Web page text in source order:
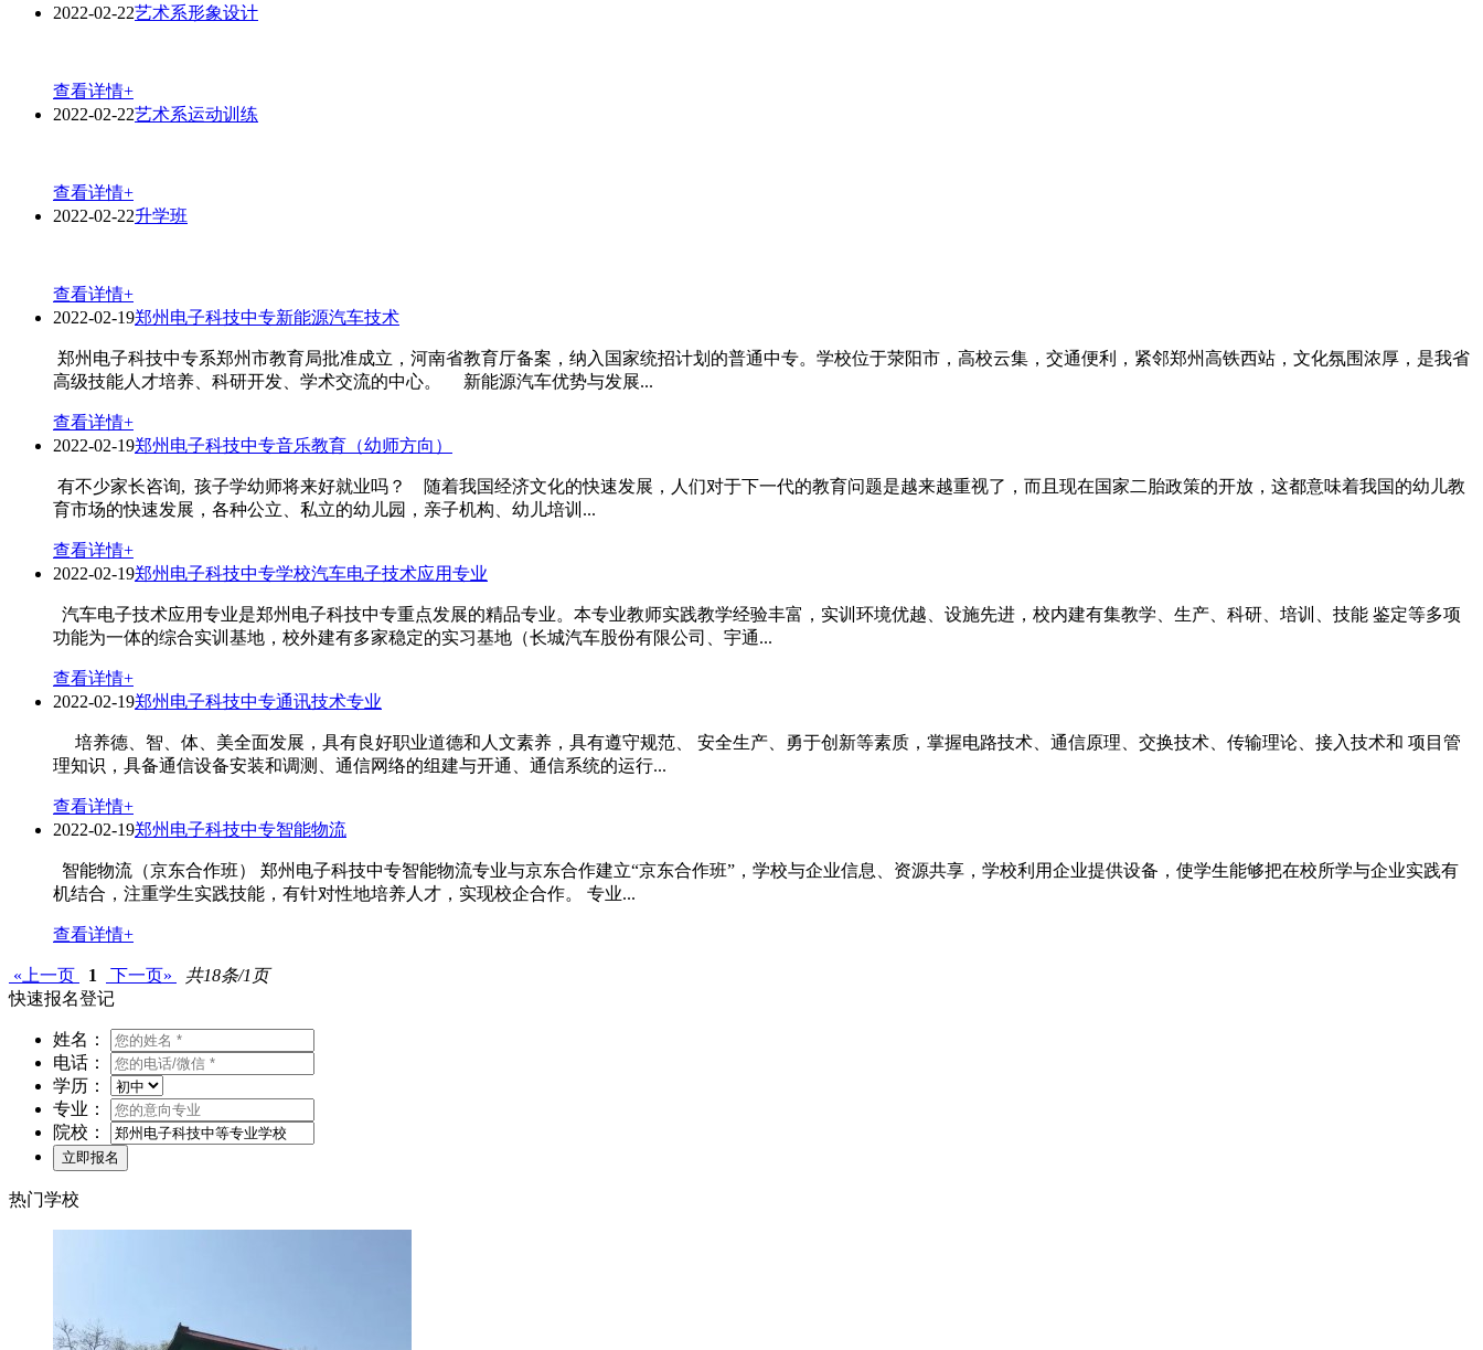
2022-02-22艺术系形象设计
查看详情+
2022-02-22艺术系运动训练
查看详情+
2022-02-22升学班
查看详情+
2022-02-19郑州电子科技中专新能源汽车技术
郑州电子科技中专系郑州市教育局批准成立，河南省教育厅备案，纳入国家统招计划的普通中专。学校位于荥阳市，高校云集，交通便利，紧邻郑州高铁西站，文化氛围浓厚，是我省
高级技能人才培养、科研开发、学术交流的中心。 新能源汽车优势与发展...
查看详情+
2022-02-19郑州电子科技中专音乐教育（幼师方向）
有不少家长咨询, 孩子学幼师将来好就业吗？ 随着我国经济文化的快速发展，人们对于下一代的教育问题是越来越重视了，而且现在国家二胎政策的开放，这都意味着我国的幼儿教
育市场的快速发展，各种公立、私立的幼儿园，亲子机构、幼儿培训...
查看详情+
2022-02-19郑州电子科技中专学校汽车电子技术应用专业
汽车电子技术应用专业是郑州电子科技中专重点发展的精品专业。本专业教师实践教学经验丰富，实训环境优越、设施先进，校内建有集教学、生产、科研、培训、技能 鉴定等多项
功能为一体的综合实训基地，校外建有多家稳定的实习基地（长城汽车股份有限公司、宇通...
查看详情+
2022-02-19郑州电子科技中专通讯技术专业
培养德、智、体、美全面发展，具有良好职业道德和人文素养，具有遵守规范、 安全生产、勇于创新等素质，掌握电路技术、通信原理、交换技术、传输理论、接入技术和 项目管
理知识，具备通信设备安装和调测、通信网络的组建与开通、通信系统的运行...
查看详情+
2022-02-19郑州电子科技中专​智能物流
智能物流（京东合作班） 郑州电子科技中专智能物流专业与京东合作建立“京东合作班”，学校与企业信息、资源共享，学校利用企业提供设备，使学生能够把在校所学与企业实践有
机结合，注重学生实践技能，有针对性地培养人才，实现校企合作。 专业...
查看详情+
«上一页 1 下一页»
共18条/1页
快速报名登记
姓名：
电话：
学历：
专业：
院校：
热门学校